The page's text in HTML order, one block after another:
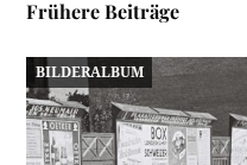
Frühere Beiträge
BILDERALBUM